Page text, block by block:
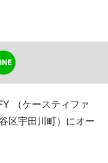
（ケースティファ
区宇田川町）にオー